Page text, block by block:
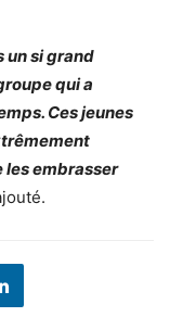
un si grand
qui a
Ces jeunes
les embrasser